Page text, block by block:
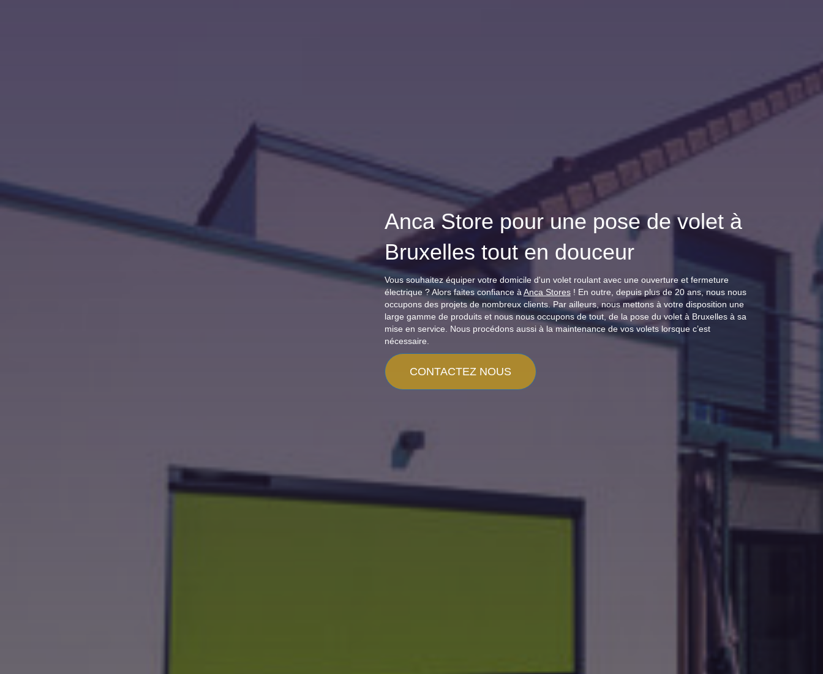
Anca Store pour une pose de volet à
Bruxelles tout en douceur
Vous souhaitez équiper votre domicile d'un volet roulant avec une ouverture et fermeture
électrique ? Alors faites confiance àAnca Stores! En outre, depuis plus de 20 ans, nous nous
occupons des projets de nombreux clients. Par ailleurs, nous mettons à votre disposition une
large gamme de produits et nous nous occupons de tout, de la pose du volet à Bruxelles à sa
mise en service. Nous procédons aussi à la maintenance de vos volets lorsque c’est
nécessaire.
CONTACTEZ NOUS